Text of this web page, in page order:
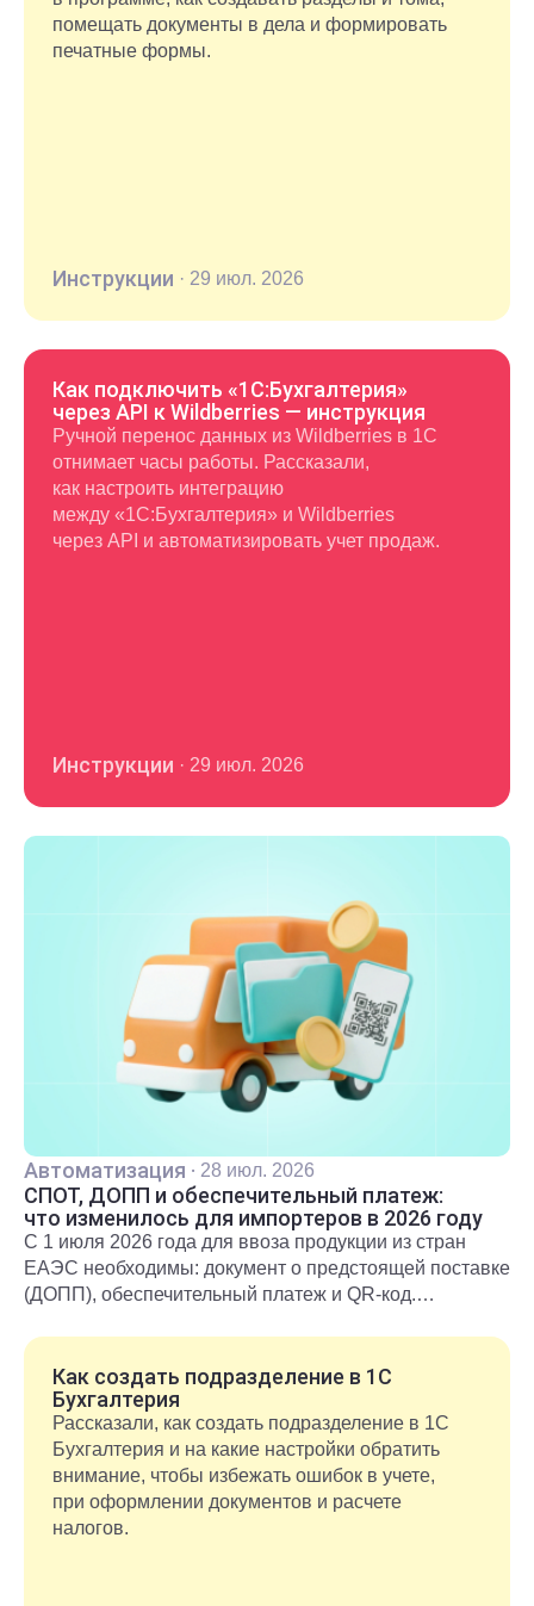
помещать документы в дела и формировать
печатные формы.
Инструкции · 29 июл. 2026
Как подключить «1С:Бухгалтерия»
через API к Wildberries — инструкция
Ручной перенос данных из Wildberries в 1С
отнимает часы работы. Рассказали,
как настроить интеграцию
между «1С:Бухгалтерия» и Wildberries
через API и автоматизировать учет продаж.
Инструкции · 29 июл. 2026
Автоматизация · 28 июл. 2026
СПОТ, ДОПП и обеспечительный платеж:
что изменилось для импортеров в 2026 году
С 1 июля 2026 года для ввоза продукции из стран
ЕАЭС необходимы: документ о предстоящей поставке
(ДОПП), обеспечительный платеж и QR-код.
рассказали в статье.
Как создать подразделение в 1С
Бухгалтерия
Рассказали, как создать подразделение в 1С
Бухгалтерия и на какие настройки обратить
внимание, чтобы избежать ошибок в учете,
при оформлении документов и расчете
налогов.